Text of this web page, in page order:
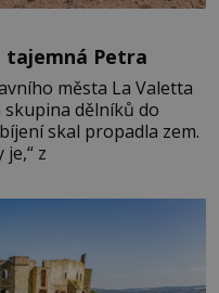
tajemná Petra
města La Valetta
skupina dělníků do
skal propadla zem.
z